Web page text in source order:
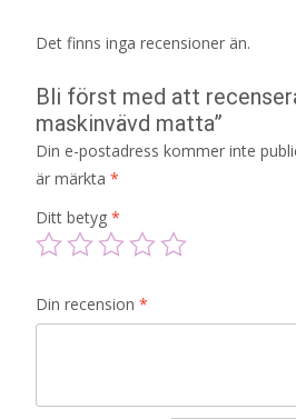
Det finns inga recensioner än.
Bli först med att
maskinvävd matta”
Din e-postadress kommer inte
är märkta *
Ditt betyg *
Din recension *